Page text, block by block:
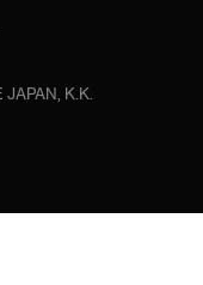
K.K.